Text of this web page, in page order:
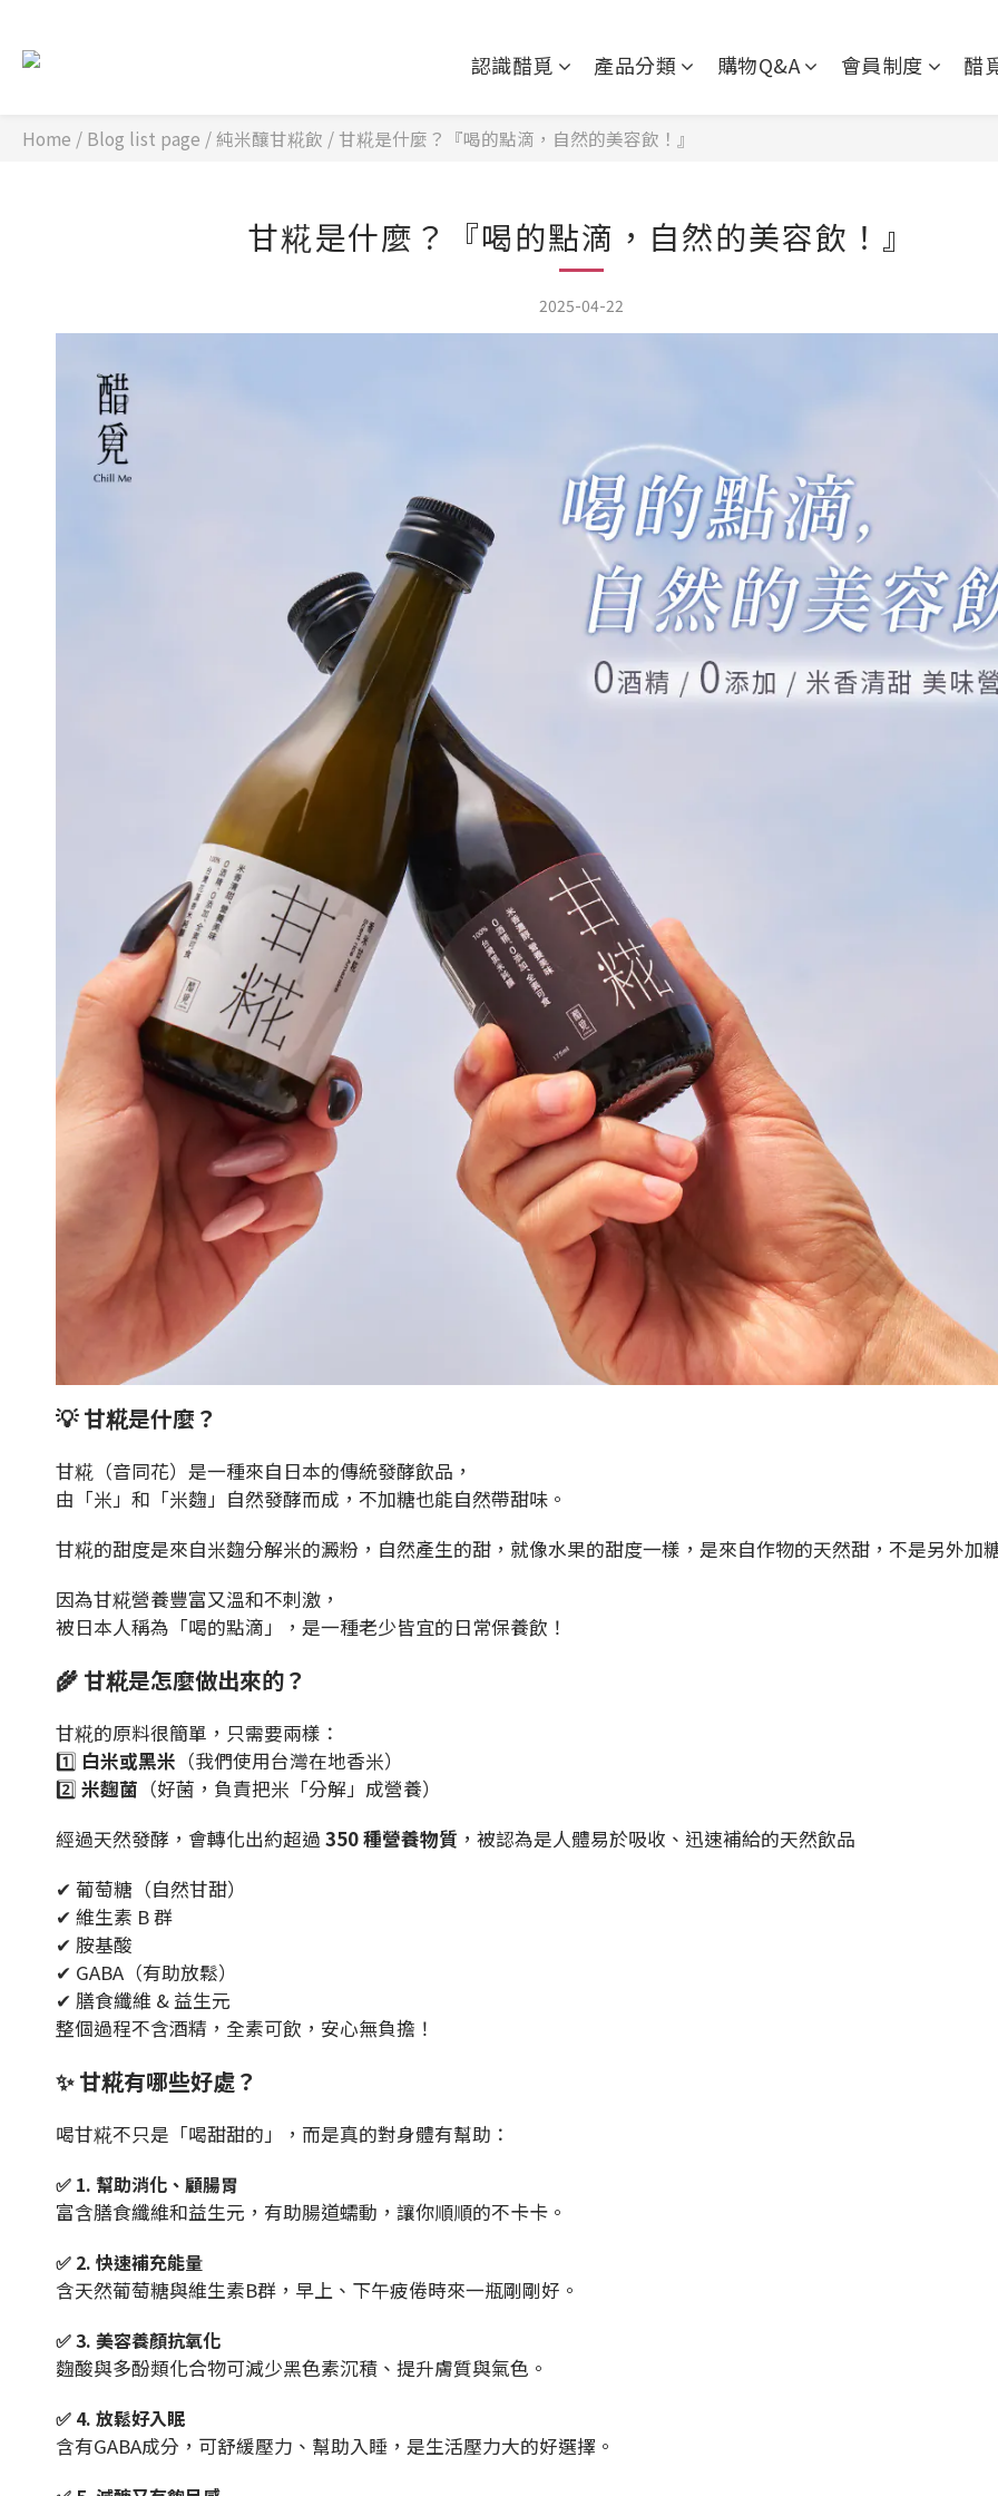
認識醋覓 產品分類 購物Q&A 會員制度 醋
Home / Blog list page /純米釀甘糀飲 /甘糀是什麼？『喝的點滴，自然的美容飲！』
甘糀是什麼？『喝的點滴，自然的美容飲！』
2025-04-22
💡 甘糀是什麼？
甘糀（音同花）是一種來自日本的傳統發酵飲品，
由「米」和「米麴」自然發酵而成，不加糖也能自然帶甜味。
甘糀的甜度是來自米麴分解米的澱粉，自然產生的甜，就像水果的甜度一樣，是來自作物的天然甜，不是另外加
因為甘糀營養豐富又溫和不刺激，
被日本人稱為「喝的點滴」，是一種老少皆宜的日常保養飲！
🌾 甘糀是怎麼做出來的？
甘糀的原料很簡單，只需要兩樣：
1️⃣ 白米或黑米 （我們使用台灣在地香米）
2️⃣ 米麴菌 （好菌，負責把米「分解」成營養）
經過天然發酵，會轉化出約超過 350 種營養物質 ，被認為是人體易於吸收、迅速補給的天然飲品
✔ 葡萄糖（自然甘甜）
✔ 維生素 B 群
✔ 胺基酸
✔ GABA（有助放鬆）
✔ 膳食纖維 & 益生元
整個過程不含酒精，全素可飲，安心無負擔！
✨ 甘糀有哪些好處？
喝甘糀不只是「喝甜甜的」，而是真的對身體有幫助：
✅ 1. 幫助消化、顧腸胃
富含膳食纖維和益生元，有助腸道蠕動，讓你順順的不卡卡。
✅ 2. 快速補充能量
含天然葡萄糖與維生素B群，早上、下午疲倦時來一瓶剛剛好。
✅ 3. 美容養顏抗氧化
麴酸與多酚類化合物可減少黑色素沉積、提升膚質與氣色。
✅ 4. 放鬆好入眠
含有GABA成分，可舒緩壓力、幫助入睡，是生活壓力大的好選擇。